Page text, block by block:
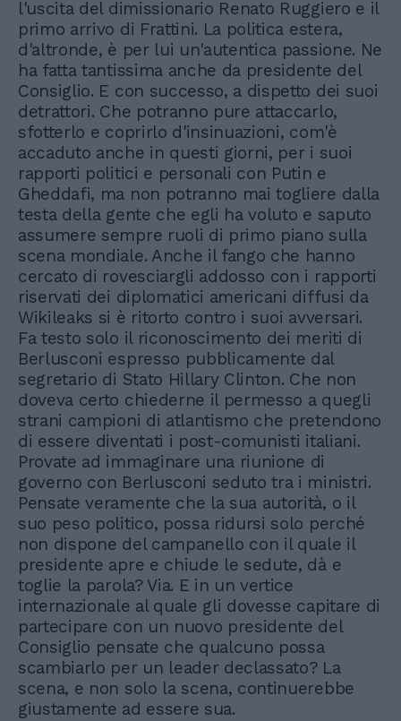
l'uscita del dimissionario Renato Ruggiero e il
primo arrivo di Frattini. La politica estera,
d'altronde, è per lui un'autentica passione. Ne
ha fatta tantissima anche da presidente del
Consiglio. E con successo, a dispetto dei suoi
detrattori. Che potranno pure attaccarlo,
sfotterlo e coprirlo d'insinuazioni, com'è
accaduto anche in questi giorni, per i suoi
rapporti politici e personali con Putin e
Gheddafi, ma non potranno mai togliere dalla
testa della gente che egli ha voluto e saputo
assumere sempre ruoli di primo piano sulla
scena mondiale. Anche il fango che hanno
cercato di rovesciargli addosso con i rapporti
riservati dei diplomatici americani diffusi da
Wikileaks si è ritorto contro i suoi avversari.
Fa testo solo il riconoscimento dei meriti di
Berlusconi espresso pubblicamente dal
segretario di Stato Hillary Clinton. Che non
doveva certo chiederne il permesso a quegli
strani campioni di atlantismo che pretendono
di essere diventati i post-comunisti italiani.
Provate ad immaginare una riunione di
governo con Berlusconi seduto tra i ministri.
Pensate veramente che la sua autorità, o il
suo peso politico, possa ridursi solo perché
non dispone del campanello con il quale il
presidente apre e chiude le sedute, dà e
toglie la parola? Via. E in un vertice
internazionale al quale gli dovesse capitare di
partecipare con un nuovo presidente del
Consiglio pensate che qualcuno possa
scambiarlo per un leader declassato? La
scena, e non solo la scena, continuerebbe
giustamente ad essere sua.